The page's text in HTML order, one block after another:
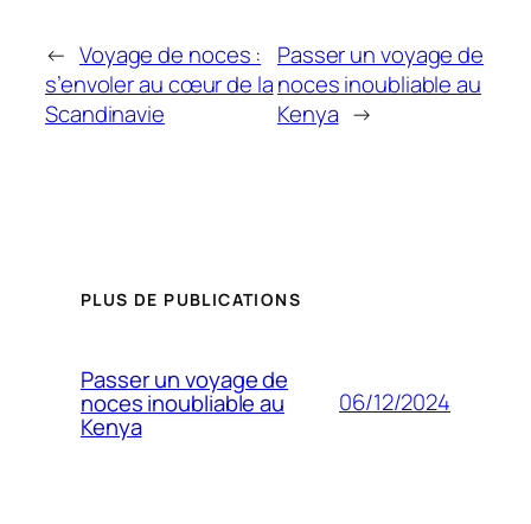
← Voyage de noces :
s’envoler au cœur de la
Scandinavie
Passer un voyage de
noces inoubliable au
Kenya →
PLUS DE PUBLICATIONS
Passer un voyage de
noces inoubliable au
Kenya
06/12/2024